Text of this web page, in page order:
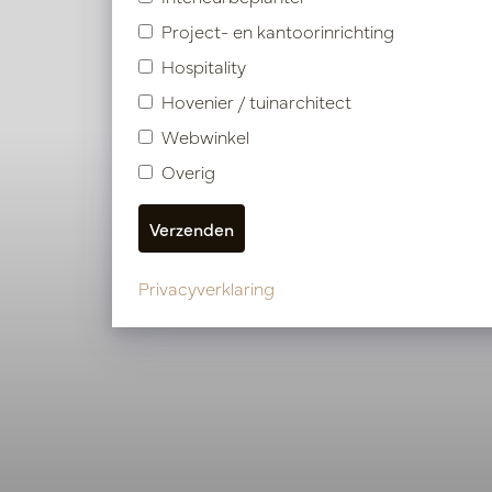
Bekijk onze andere
Project- en kantoorinrichting
Hospitality
Hovenier / tuinarchitect
Webwinkel
Overig
Privacyverklaring